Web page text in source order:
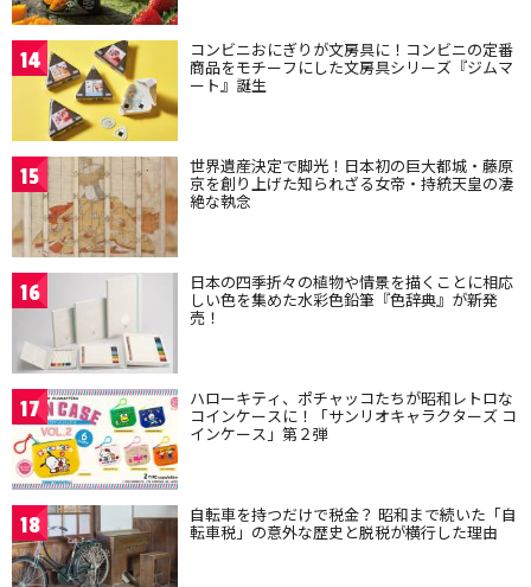
14 コンビニおにぎりが文房具に！コンビニの定番
商品をモチーフにした文房具シリーズ『ジムマ
ート』誕生
15 世界遺産決定で脚光！日本初の巨大都城・藤原
京を創り上げた知られざる女帝・持統天皇の凄
絶な執念
16 日本の四季折々の植物や情景を描くことに相応
しい色を集めた水彩色鉛筆『色辞典』が新発
売！
17 ハローキティ、ポチャッコたちが昭和レトロな
コインケースに！「サンリオキャラクターズ コ
インケース」第２弾
18 自転車を持つだけで税金？ 昭和まで続いた「自
転車税」の意外な歴史と脱税が横行した理由